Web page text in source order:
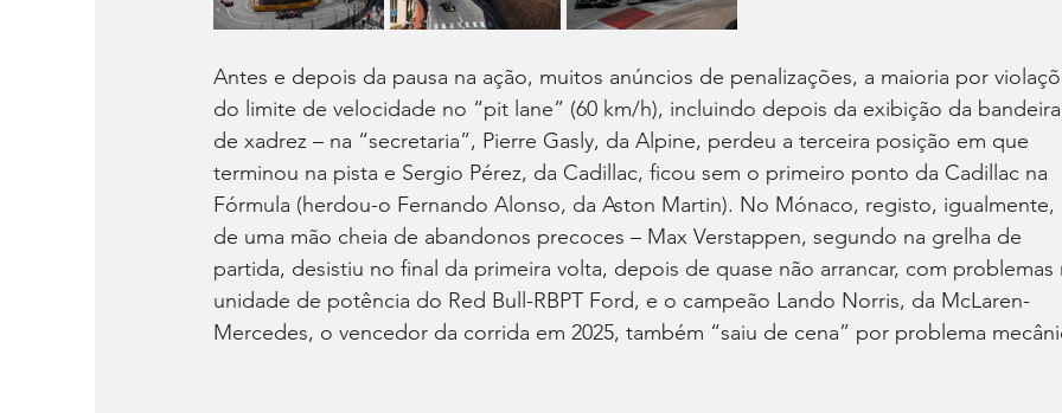
Antes e depois da pausa na ação, muitos anúncios de penalizações, a maioria por
do limite de velocidade no “pit lane” (60 km/h), incluindo depois da exibição da
de xadrez – na “secretaria”, Pierre Gasly, da Alpine, perdeu a terceira posição em que
terminou na pista e Sergio Pérez, da Cadillac, ficou sem o primeiro ponto da Cadillac na
Fórmula (herdou-o Fernando Alonso, da Aston Martin). No Mónaco, registo, igualmente,
de uma mão cheia de abandonos precoces – Max Verstappen, segundo na grelha de
partida, desistiu no final da primeira volta, depois de quase não arrancar, com
unidade de potência do Red Bull-RBPT Ford, e o campeão Lando Norris, da McLaren-
Mercedes, o vencedor da corrida em 2025, também “saiu de cena” por problema